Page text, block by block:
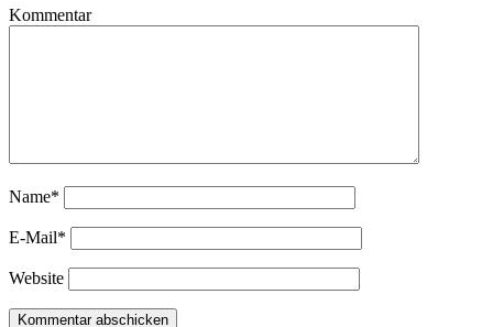
Kommentar
Name*
E-Mail*
Website